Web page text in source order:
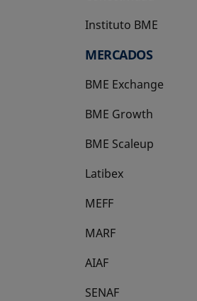
Instituto BME
se abre en una
MERCADOS
BME Exchange
BME Growth
se abre en una
BME Scaleup
se abre en una
Latibex
se abre en una
MEFF
se abre en una
MARF
AIAF
SENAF